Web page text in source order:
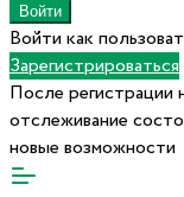
Войти как
Зарегистрироваться
После регистрации
отслеживание
новые возможности